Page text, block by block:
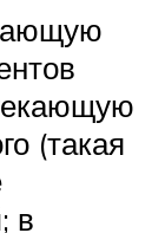
(такая
; в